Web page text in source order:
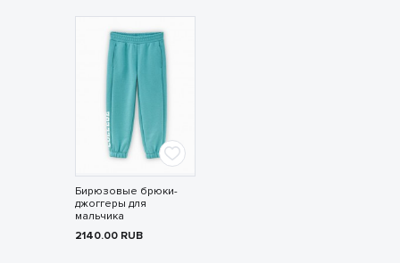
Бирюзовые брюки-
джоггеры для
мальчика
2140.00 RUB